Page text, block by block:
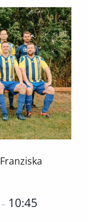
– 10:45